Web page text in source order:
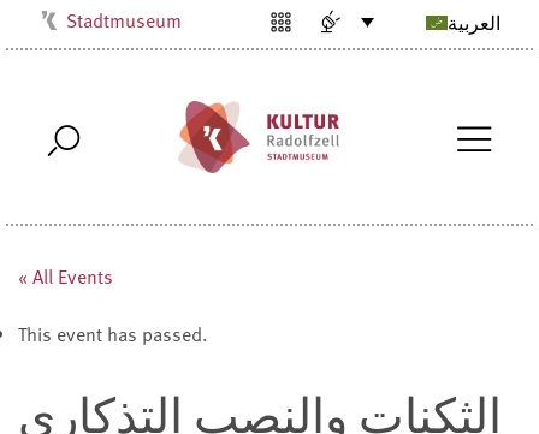
Musikschule
Stadtmuseum
Stadtbibliothek
Villa Bosch
العربية
« All Events
This event has passed.
الثكنات والنصب التذكاري